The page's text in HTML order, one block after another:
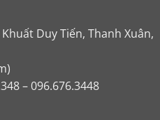
Duy Tiến, Thanh Xuân,
– 096.676.3448